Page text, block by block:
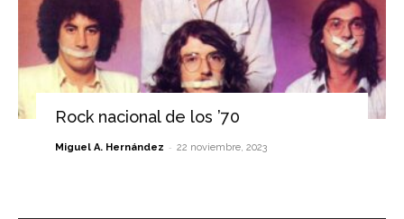
Rock nacional de los ’70
Miguel A. Hernández - 22 noviembre, 2023